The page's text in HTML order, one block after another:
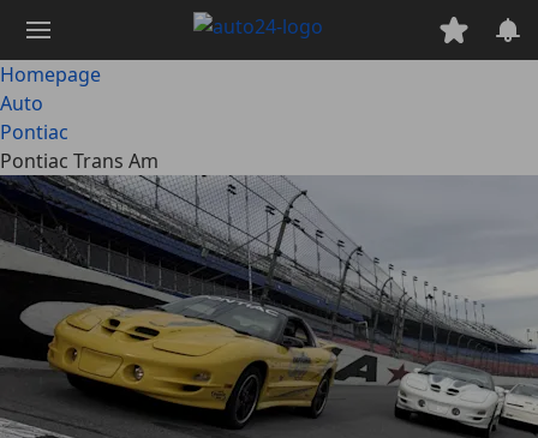
naar
hoofdinhoud
Homepage
Auto
Pontiac
Pontiac Trans Am